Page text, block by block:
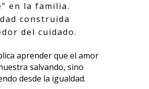
en la familia.
construida
del cuidado.
aprender que el amor
salvando, sino
desde la igualdad.